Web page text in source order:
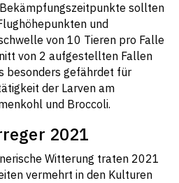
sollten
und
von 10 Tieren pro Falle
von 2 aufgestellten Fallen
besonders gefährdet für
der Larven am
und Broccoli.
2021
Witterung traten 2021
vermehrt in den Kulturen